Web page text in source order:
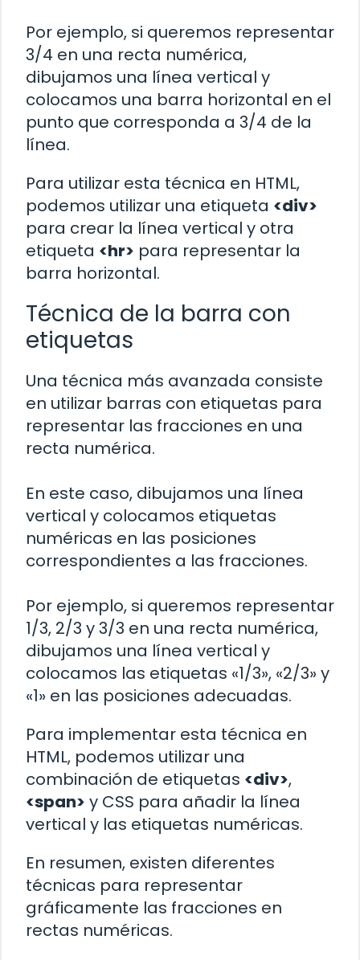
Por ejemplo, si queremos representar
3/4 en una recta numérica,
dibujamos una línea vertical y
colocamos una barra horizontal en el
punto que corresponda a 3/4 de la
línea.
Para utilizar esta técnica en HTML,
podemos utilizar una etiqueta <div>
para crear la línea vertical y otra
etiqueta <hr> para representar la
barra horizontal.
Técnica de la barra con
etiquetas
Una técnica más avanzada consiste
en utilizar barras con etiquetas para
representar las fracciones en una
recta numérica.
En este caso, dibujamos una línea
vertical y colocamos etiquetas
numéricas en las posiciones
correspondientes a las fracciones.
Por ejemplo, si queremos representar
1/3, 2/3 y 3/3 en una recta numérica,
dibujamos una línea vertical y
colocamos las etiquetas «1/3», «2/3» y
«1» en las posiciones adecuadas.
Para implementar esta técnica en
HTML, podemos utilizar una
combinación de etiquetas <div>,
<span> y CSS para añadir la línea
vertical y las etiquetas numéricas.
En resumen, existen diferentes
técnicas para representar
gráficamente las fracciones en
rectas numéricas.